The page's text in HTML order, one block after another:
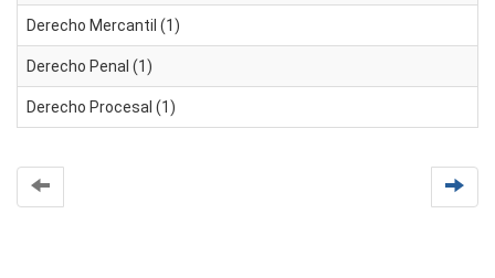
Derecho Mercantil (1)
Derecho Penal (1)
Derecho Procesal (1)